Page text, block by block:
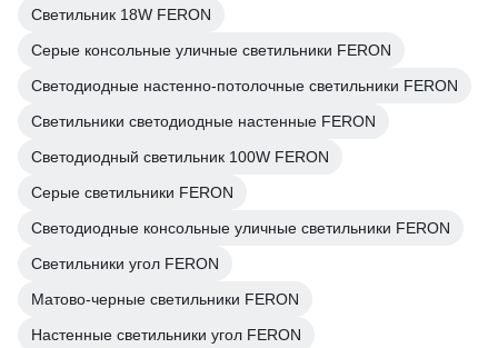
Светильник 18W FERON
Серые консольные уличные светильники FERON
Светодиодные настенно-потолочные светильники FERON
Светильники светодиодные настенные FERON
Светодиодный светильник 100W FERON
Серые светильники FERON
Светодиодные консольные уличные светильники FERON
Светильники угол FERON
Матово-черные светильники FERON
Настенные светильники угол FERON